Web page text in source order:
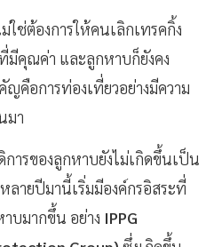
ใช่ต้องการให้คนเลิกเทรคกิ้ง
คุณค่า และลูกหาบก็ยังคง
ญคือการท่องเที่ยวอย่างมีความ
มา
ารของลูกหาบยังไม่เกิดขึ้นเป็น
ลายปีมานี้เริ่มมีองค์กรอิสระที่
บมากขึ้น อย่าง IPPG